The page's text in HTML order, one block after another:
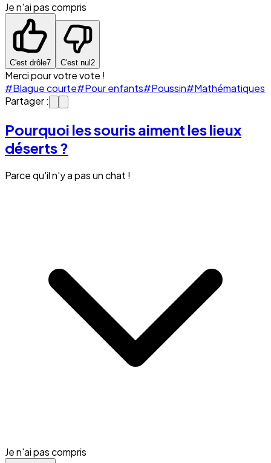
Je n'ai pas compris
C'est drôle7 C'est nul 2
Merci pour votre vote !
#Blague courte#Pour enfants#Poussin#Mathématiques
Partager :
Pourquoi les souris aiment les lieux
déserts ?
Parce qu'il n'y a pas un chat !
Je n'ai pas compris